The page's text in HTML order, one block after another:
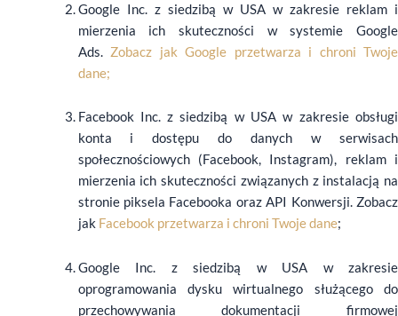
Google Inc. z siedzibą w USA w zakresie reklam i
mierzenia ich skuteczności w systemie Google
Ads. Zobacz jak Google przetwarza i chroni Twoje
dane;
Facebook Inc. z siedzibą w USA w zakresie obsługi
konta i dostępu do danych w serwisach
społecznościowych (Facebook, Instagram), reklam i
mierzenia ich skuteczności związanych z instalacją na
stronie piksela Facebooka oraz API Konwersji. Zobacz
jak Facebook przetwarza i chroni Twoje dane;
Google Inc. z siedzibą w USA w zakresie
oprogramowania dysku wirtualnego służącego do
przechowywania dokumentacji firmowej